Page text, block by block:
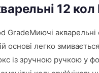
12 кол
GradeМиючі
легко
із зручною ручкою у